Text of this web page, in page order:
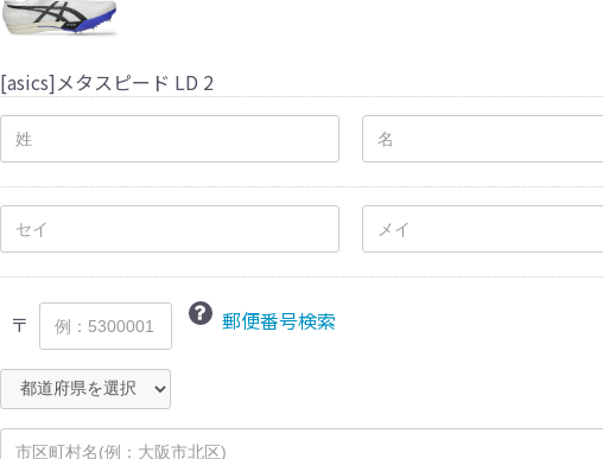
[asics]メタスピード LD 2
〒 郵便番号検索